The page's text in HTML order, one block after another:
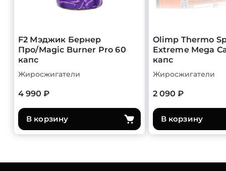
F2 Мэджик Бернер
Про/Magic Burner Pro 60
капс
Жиросжигатели
4 990 ₽
В корзину
Olimp Thermo
Extreme Mega
капс
Жиросжигатели
2 090 ₽
В корзину